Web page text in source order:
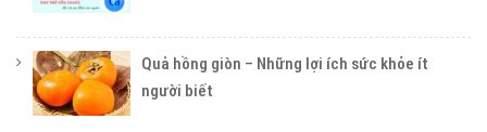
Quả hồng giòn – Những lợi ích sức khỏe ít
người biết